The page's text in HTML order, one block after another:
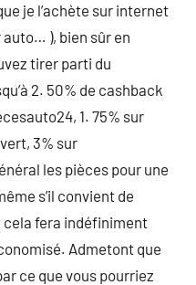
je l’achète sur internet
), bien sûr en
tirer parti du
2. 50% de cashback
1. 75% sur
3% sur
les pièces pour une
s’il convient de
fera indéfiniment
Admetont que
ce que vous pourriez